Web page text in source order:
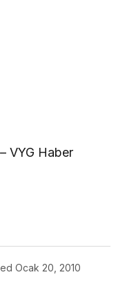
VYG Haber
Ocak 20, 2010